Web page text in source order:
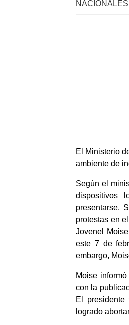
NACIONALES
El Ministerio
ambiente de
Según el
dispositivos
presentarse.
protestas en
Jovenel
este 7 de
embargo,
Moise
con la
El
logrado